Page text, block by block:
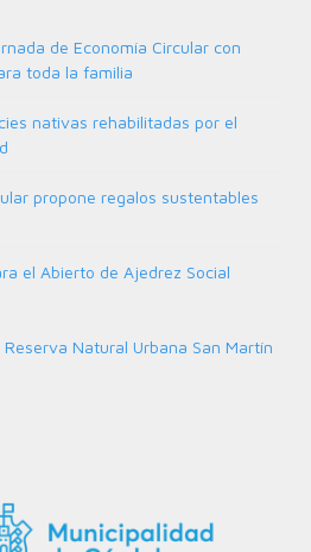
de Economía Circular con
toda la familia
nativas rehabilitadas por el
propone regalos sustentables
el Abierto de Ajedrez Social
Natural Urbana San Martín